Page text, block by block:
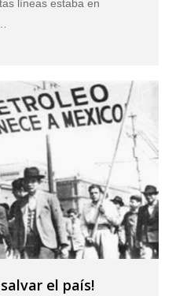
líneas estaba en
el país!